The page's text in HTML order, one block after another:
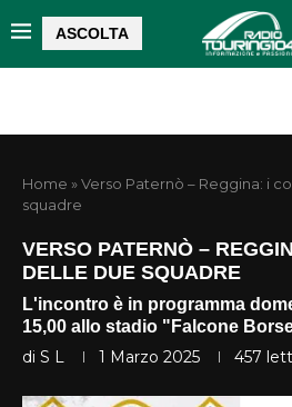
ASCOLTA
Home »Verso Paternò – Reggina: i
squadre
VERSO PATERNÒ –
DELLE DUE SQUADRE
L'incontro è in programma
15,00 allo stadio "Falcone
di S L 1 Marzo 2025 457